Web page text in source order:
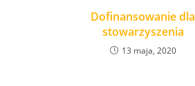
Dofinansowanie dla
stowarzyszenia
13 maja, 2020